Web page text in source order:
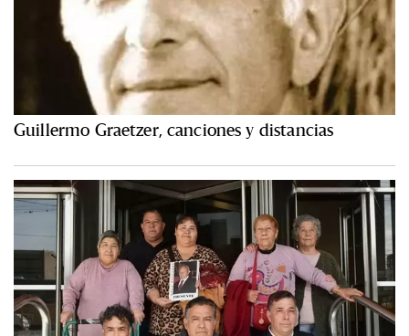
Guillermo Graetzer, canciones y distancias